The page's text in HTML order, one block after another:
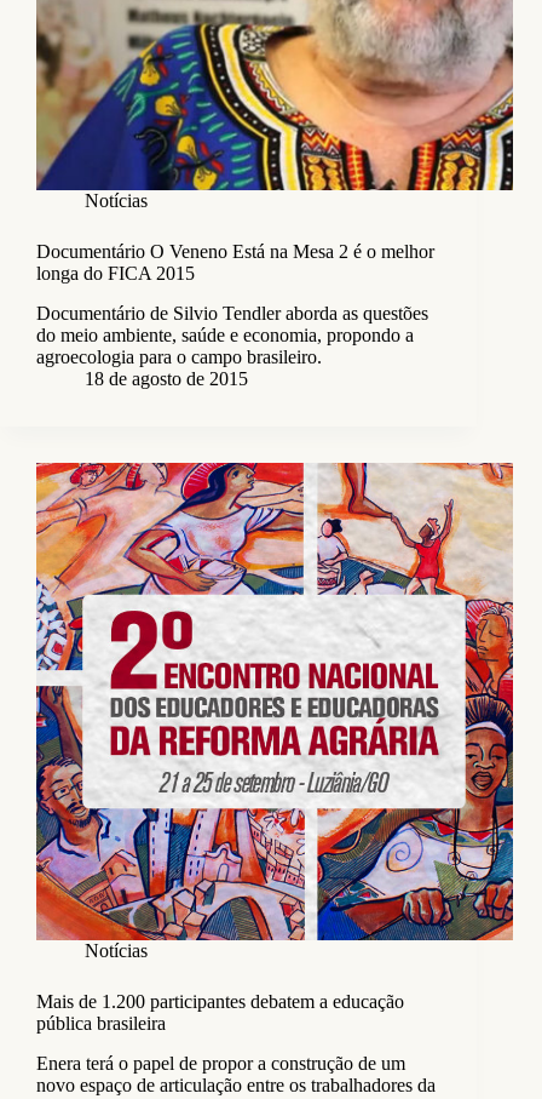
Notícias
Documentário O Veneno Está na Mesa 2 é o melhor
longa do FICA 2015
Documentário de Silvio Tendler aborda as questões
do meio ambiente, saúde e economia, propondo a
agroecologia para o campo brasileiro.
18 de agosto de 2015
Notícias
Mais de 1.200 participantes debatem a educação
pública brasileira
Enera terá o papel de propor a construção de um
novo espaço de articulação entre os trabalhadores da